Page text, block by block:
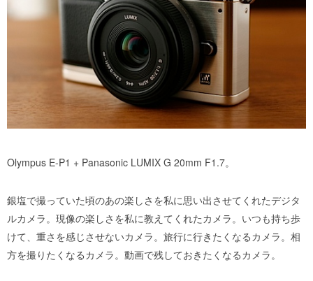
Olympus E-P1 + Panasonic LUMIX G 20mm F1.7。
銀塩で撮っていた頃のあの楽しさを私に思い出させてくれたデジタ
ルカメラ。現像の楽しさを私に教えてくれたカメラ。いつも持ち歩
けて、重さを感じさせないカメラ。旅行に行きたくなるカメラ。相
方を撮りたくなるカメラ。動画で残しておきたくなるカメラ。